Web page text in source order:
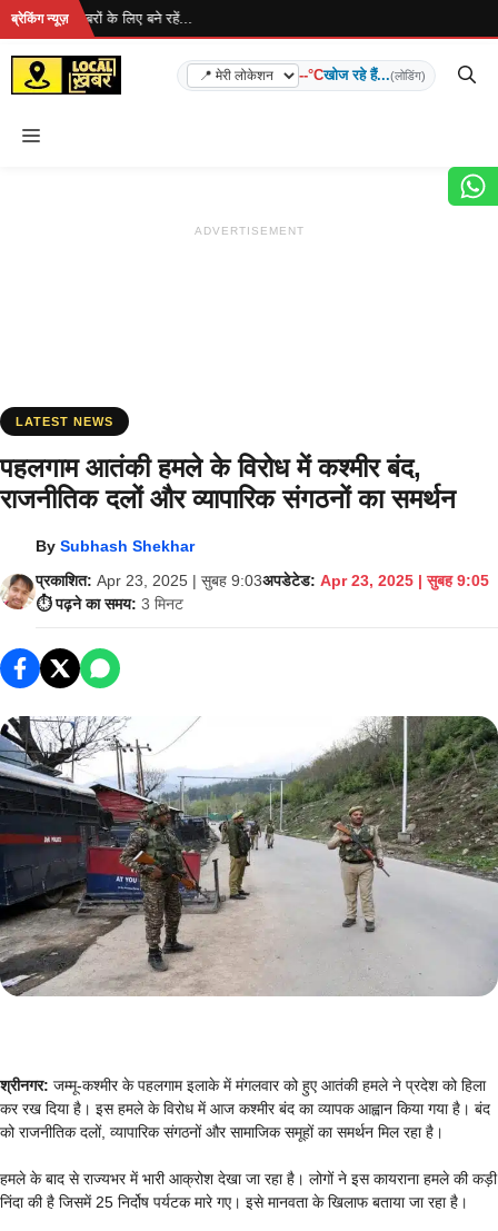
Skip
content
ब्रेकिंग न्यूज़
है... ताज़ा खबरों के लिए बने रहें...
--°Cखोज रहे हैं...(लोडिंग)
Menu
ADVERTISEMENT
LATEST NEWS
पहलगाम आतंकी हमले के विरोध में कश्मीर बंद,
राजनीतिक दलों और व्यापारिक संगठनों का समर्थन
BySubhash Shekhar
प्रकाशित: Apr 23, 2025 | सुबह 9:03अपडेटेड: Apr 23, 2025 | सुबह 9:05
⏱️ पढ़ने का समय: 3 मिनट
श्रीनगर: जम्मू-कश्मीर के पहलगाम इलाके में मंगलवार को हुए आतंकी हमले ने प्रदेश को हिला
कर रख दिया है। इस हमले के विरोध में आज कश्मीर बंद का व्यापक आह्वान किया गया है। बंद
को राजनीतिक दलों, व्यापारिक संगठनों और सामाजिक समूहों का समर्थन मिल रहा है।
हमले के बाद से राज्यभर में भारी आक्रोश देखा जा रहा है। लोगों ने इस कायराना हमले की कड़ी
निंदा की है जिसमें 25 निर्दोष पर्यटक मारे गए। इसे मानवता के खिलाफ बताया जा रहा है।